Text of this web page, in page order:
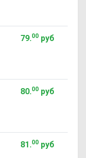
79.00руб
80.00руб
81.00руб